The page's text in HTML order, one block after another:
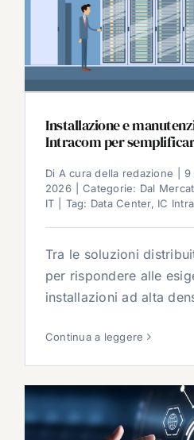
Installazione e
Intracom per
Di A cura della redazione
9
2026
Categorie: Dal
IT
Tag: Data Center, IC
Tra le soluzioni
per rispondere alle
installazioni ad alta
Continua a leggere